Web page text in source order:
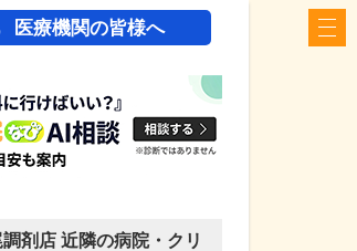
医療機関の皆様へ
調剤店 近隣の病院・クリ